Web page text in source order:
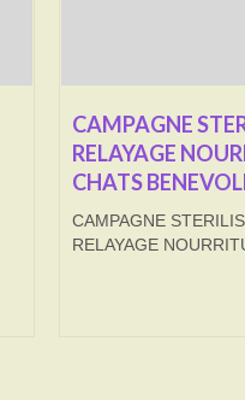
CAMPAGNE
RELAYAGE
CHATS
CAMPAGNE
RELAYAGE